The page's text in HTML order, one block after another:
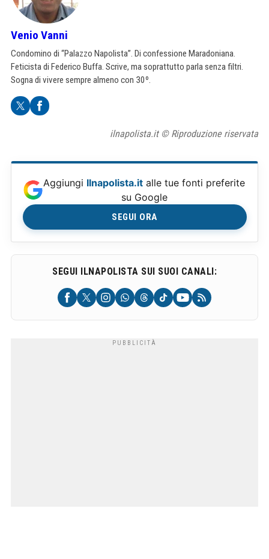
Venio Vanni
Condomino di “Palazzo Napolista”. Di confessione Maradoniana.
Feticista di Federico Buffa. Scrive, ma soprattutto parla senza filtri.
Sogna di vivere sempre almeno con 30º.
ilnapolista.it © Riproduzione riservata
Aggiungi Ilnapolista.it alle tue fonti preferite
su Google
SEGUI ORA
SEGUI ILNAPOLISTA SUI SUOI CANALI: